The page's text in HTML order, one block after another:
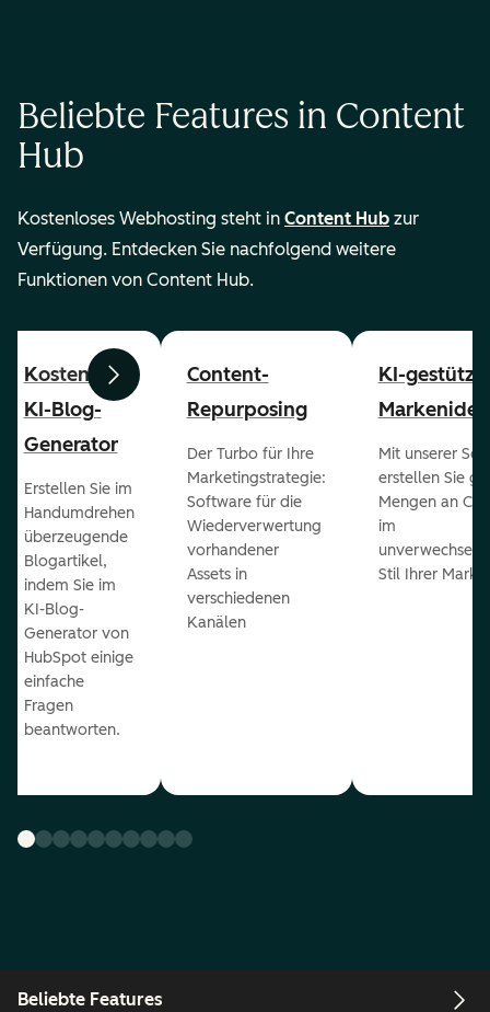
Beliebte Features in Content
Hub
Kostenloses Webhosting steht in Content Hub zur
Verfügung. Entdecken Sie nachfolgend weitere
Funktionen von Content Hub.
ZurückWeiter
Kostenloser
KI-Blog-
Generator
Erstellen Sie im
Handumdrehen
überzeugende
Blogartikel,
indem Sie im
KI-Blog-
Generator von
HubSpot einige
einfache
Fragen
beantworten.
Content-
Repurposing
Der Turbo für Ihre
Marketingstrategie:
Software für die
Wiederverwertung
vorhandener
Assets in
verschiedenen
Kanälen
KI-
Mit unserer
erstellen Sie
Mengen an
im
Stil Ihrer Marke.
Beliebte Features